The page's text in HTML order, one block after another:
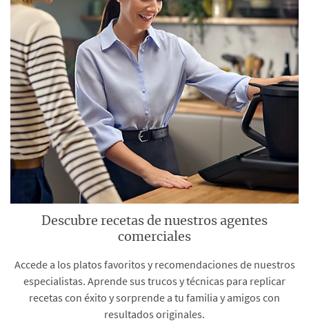
Descubre recetas de nuestros agentes
comerciales
Accede a los platos favoritos y recomendaciones de nuestros
especialistas. Aprende sus trucos y técnicas para replicar
recetas con éxito y sorprende a tu familia y amigos con
resultados originales.